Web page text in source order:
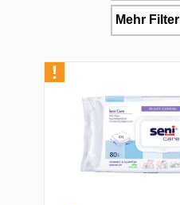
Mehr Filter